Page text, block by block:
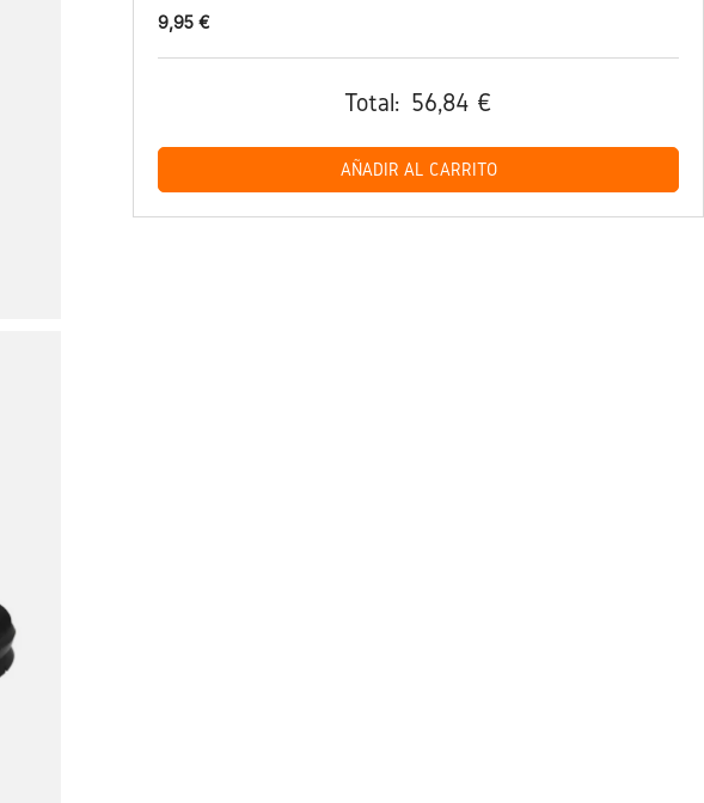
9,95 €
Total: 56,84 €
AÑADIR AL CARRITO